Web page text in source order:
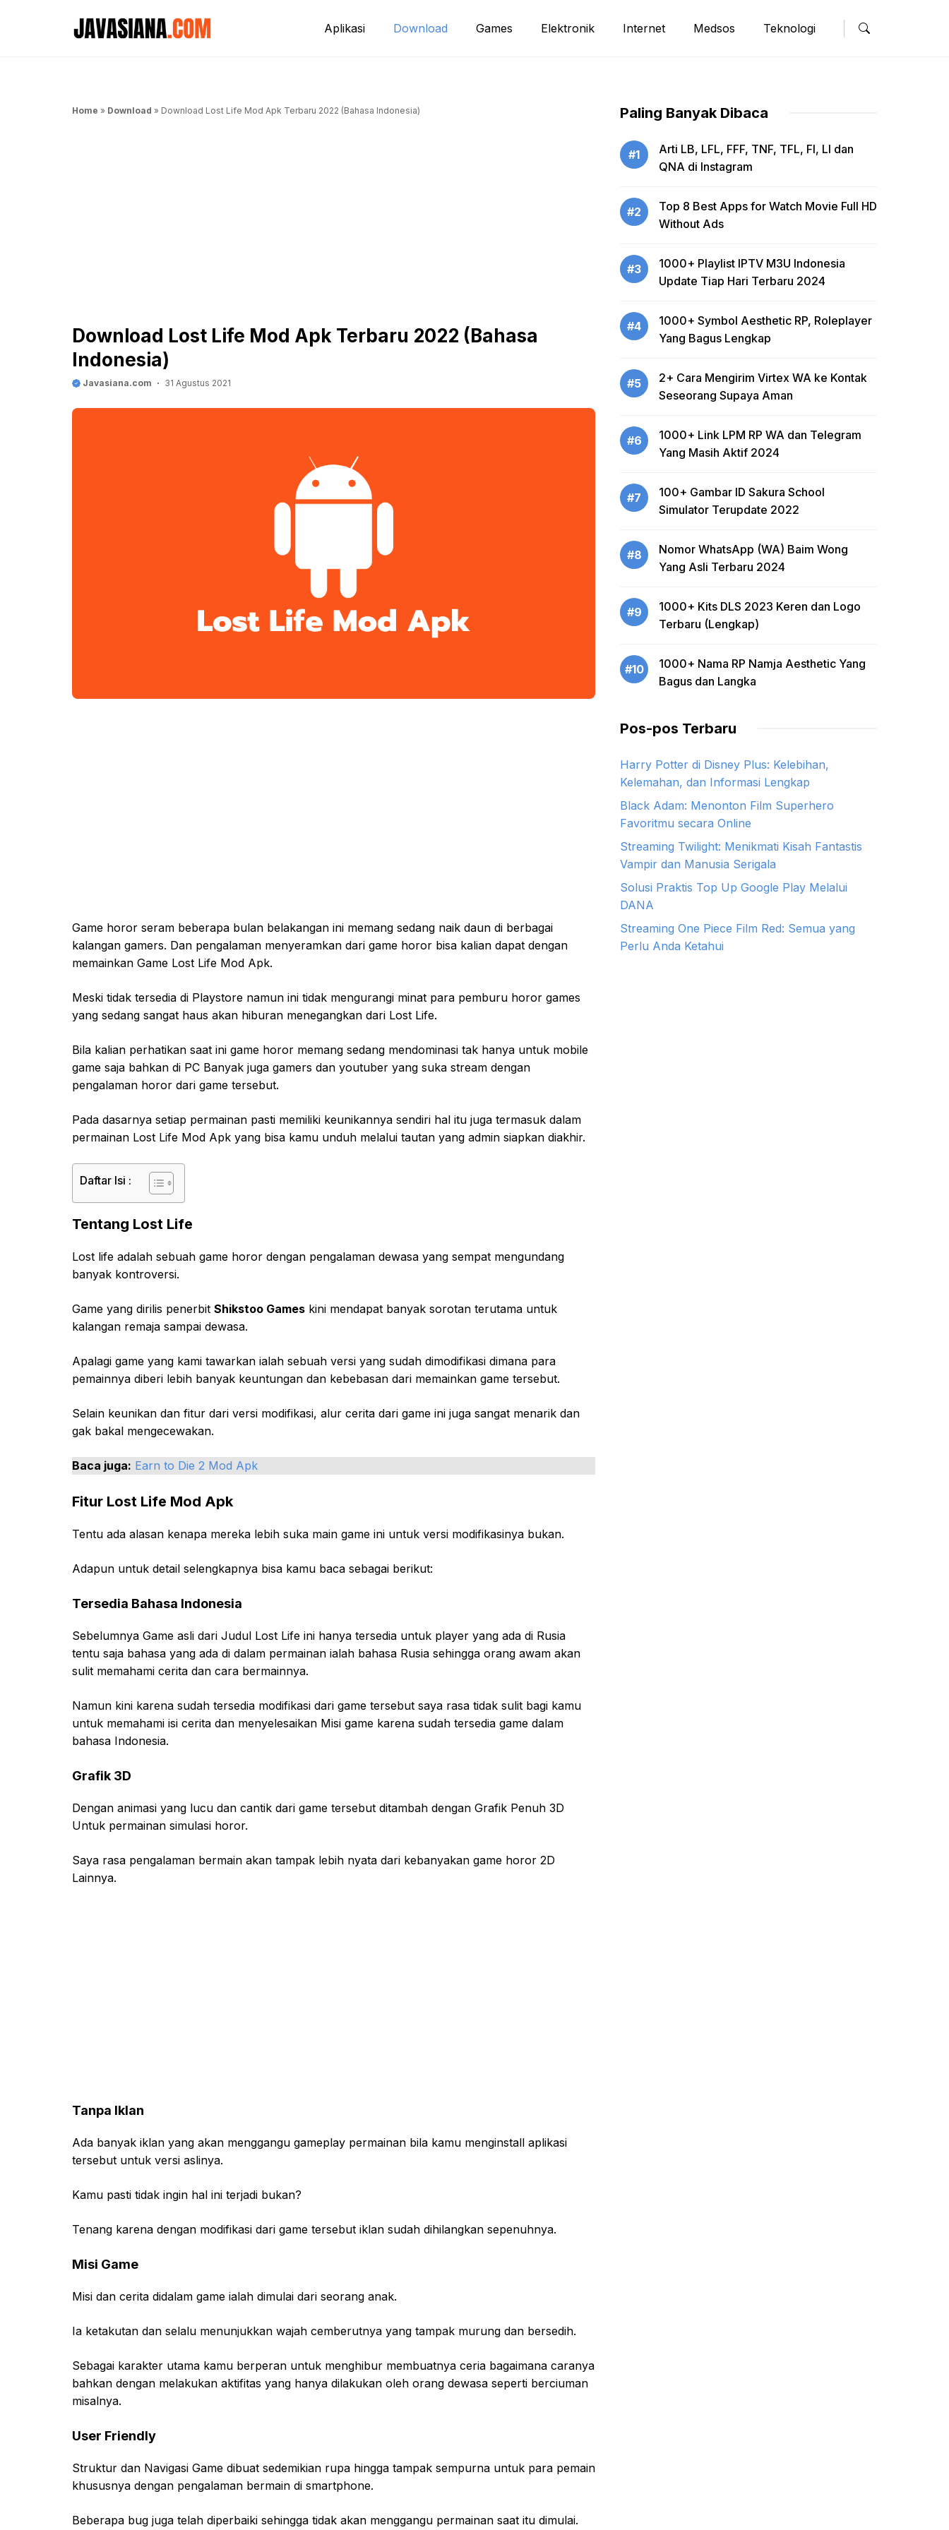
Aplikasi Download Games Elektronik Internet Medsos Teknologi
Home » Download » Download Lost Life Mod Apk Terbaru 2022 (Bahasa Indonesia)
Download Lost Life Mod Apk Terbaru 2022 (Bahasa
Indonesia)
Javasiana.com 31 Agustus 2021
Game horor seram beberapa bulan belakangan ini memang sedang naik daun di berbagai
kalangan gamers. Dan pengalaman menyeramkan dari game horor bisa kalian dapat dengan
memainkan Game Lost Life Mod Apk.
Meski tidak tersedia di Playstore namun ini tidak mengurangi minat para pemburu horor games
yang sedang sangat haus akan hiburan menegangkan dari Lost Life.
Bila kalian perhatikan saat ini game horor memang sedang mendominasi tak hanya untuk mobile
game saja bahkan di PC Banyak juga gamers dan youtuber yang suka stream dengan
pengalaman horor dari game tersebut.
Pada dasarnya setiap permainan pasti memiliki keunikannya sendiri hal itu juga termasuk dalam
permainan Lost Life Mod Apk yang bisa kamu unduh melalui tautan yang admin siapkan diakhir.
Daftar Isi :
Tentang Lost Life
Lost life adalah sebuah game horor dengan pengalaman dewasa yang sempat mengundang
banyak kontroversi.
Game yang dirilis penerbit Shikstoo Games kini mendapat banyak sorotan terutama untuk
kalangan remaja sampai dewasa.
Apalagi game yang kami tawarkan ialah sebuah versi yang sudah dimodifikasi dimana para
pemainnya diberi lebih banyak keuntungan dan kebebasan dari memainkan game tersebut.
Selain keunikan dan fitur dari versi modifikasi, alur cerita dari game ini juga sangat menarik dan
gak bakal mengecewakan.
Baca juga: Earn to Die 2 Mod Apk
Fitur Lost Life Mod Apk
Tentu ada alasan kenapa mereka lebih suka main game ini untuk versi modifikasinya bukan.
Adapun untuk detail selengkapnya bisa kamu baca sebagai berikut:
Tersedia Bahasa Indonesia
Sebelumnya Game asli dari Judul Lost Life ini hanya tersedia untuk player yang ada di Rusia
tentu saja bahasa yang ada di dalam permainan ialah bahasa Rusia sehingga orang awam akan
sulit memahami cerita dan cara bermainnya.
Namun kini karena sudah tersedia modifikasi dari game tersebut saya rasa tidak sulit bagi kamu
untuk memahami isi cerita dan menyelesaikan Misi game karena sudah tersedia game dalam
bahasa Indonesia.
Grafik 3D
Dengan animasi yang lucu dan cantik dari game tersebut ditambah dengan Grafik Penuh 3D
Untuk permainan simulasi horor.
Saya rasa pengalaman bermain akan tampak lebih nyata dari kebanyakan game horor 2D
Lainnya.
Tanpa Iklan
Ada banyak iklan yang akan menggangu gameplay permainan bila kamu menginstall aplikasi
tersebut untuk versi aslinya.
Kamu pasti tidak ingin hal ini terjadi bukan?
Tenang karena dengan modifikasi dari game tersebut iklan sudah dihilangkan sepenuhnya.
Misi Game
Misi dan cerita didalam game ialah dimulai dari seorang anak.
Ia ketakutan dan selalu menunjukkan wajah cemberutnya yang tampak murung dan bersedih.
Sebagai karakter utama kamu berperan untuk menghibur membuatnya ceria bagaimana caranya
bahkan dengan melakukan aktifitas yang hanya dilakukan oleh orang dewasa seperti berciuman
misalnya.
User Friendly
Struktur dan Navigasi Game dibuat sedemikian rupa hingga tampak sempurna untuk para pemain
khususnya dengan pengalaman bermain di smartphone.
Beberapa bug juga telah diperbaiki sehingga tidak akan menggangu permainan saat itu dimulai.
Paling Banyak Dibaca
#1
Arti LB, LFL, FFF, TNF, TFL, FI, LI dan
QNA di Instagram
#2
Top 8 Best Apps for Watch Movie Full HD
Without Ads
#3
1000+ Playlist IPTV M3U Indonesia
Update Tiap Hari Terbaru 2024
#4
1000+ Symbol Aesthetic RP, Roleplayer
Yang Bagus Lengkap
#5
2+ Cara Mengirim Virtex WA ke Kontak
Seseorang Supaya Aman
#6
1000+ Link LPM RP WA dan Telegram
Yang Masih Aktif 2024
#7
100+ Gambar ID Sakura School
Simulator Terupdate 2022
#8
Nomor WhatsApp (WA) Baim Wong
Yang Asli Terbaru 2024
#9
1000+ Kits DLS 2023 Keren dan Logo
Terbaru (Lengkap)
#10
1000+ Nama RP Namja Aesthetic Yang
Bagus dan Langka
Pos-pos Terbaru
Harry Potter di Disney Plus: Kelebihan,
Kelemahan, dan Informasi Lengkap
Black Adam: Menonton Film Superhero
Favoritmu secara Online
Streaming Twilight: Menikmati Kisah Fantastis
Vampir dan Manusia Serigala
Solusi Praktis Top Up Google Play Melalui
DANA
Streaming One Piece Film Red: Semua yang
Perlu Anda Ketahui